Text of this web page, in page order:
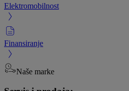
Elektromobilnost
Finansiranje
Naše marke